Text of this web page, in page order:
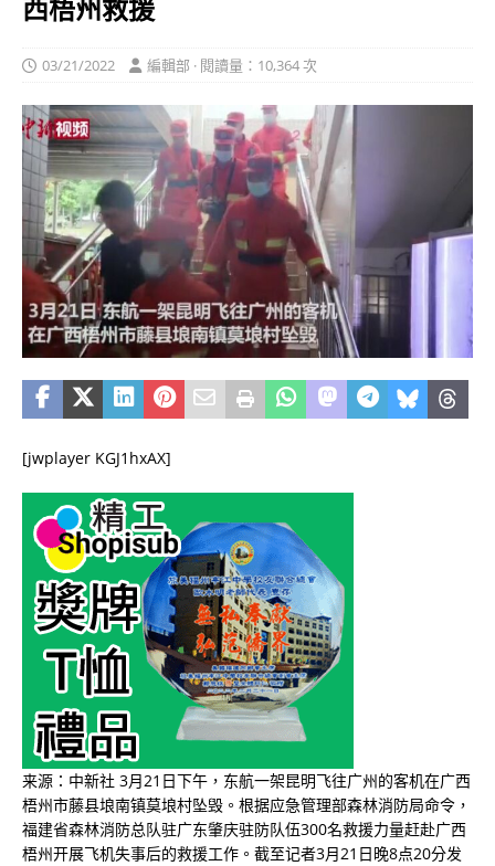
西梧州救援
03/21/2022 編輯部 · 閱讀量：10,364 次
[jwplayer KGJ1hxAX]
来源：中新社 3月21日下午，东航一架昆明飞往广州的客机在广西
梧州市藤县埌南镇莫埌村坠毁。根据应急管理部森林消防局命令，
福建省森林消防总队驻广东肇庆驻防队伍300名救援力量赶赴广西
梧州开展飞机失事后的救援工作。截至记者3月21日晚8点20分发